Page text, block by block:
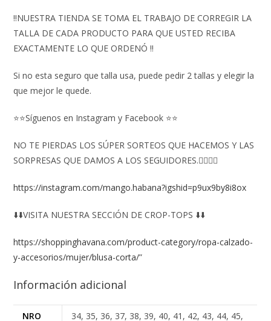
‼️NUESTRA TIENDA SE TOMA EL TRABAJO DE CORREGIR LA
TALLA DE CADA PRODUCTO PARA QUE USTED RECIBA
EXACTAMENTE LO QUE ORDENÓ ‼️
Si no esta seguro que talla usa, puede pedir 2 tallas y elegir la
que mejor le quede.
⭐⭐Síguenos en Instagram y Facebook ⭐⭐
NO TE PIERDAS LOS SÚPER SORTEOS QUE HACEMOS Y LAS
SORPRESAS QUE DAMOS A LOS SEGUIDORES.👇🏻👇🏻
https://instagram.com/mango.habana?igshid=p9ux9by8i8ox
⬇️⬇️VISITA NUESTRA SECCIÓN DE CROP-TOPS ⬇️⬇️
https://shoppinghavana.com/product-category/ropa-calzado-
y-accesorios/mujer/blusa-corta/”
Información adicional
NRO 34, 35, 36, 37, 38, 39, 40, 41, 42, 43, 44, 45,